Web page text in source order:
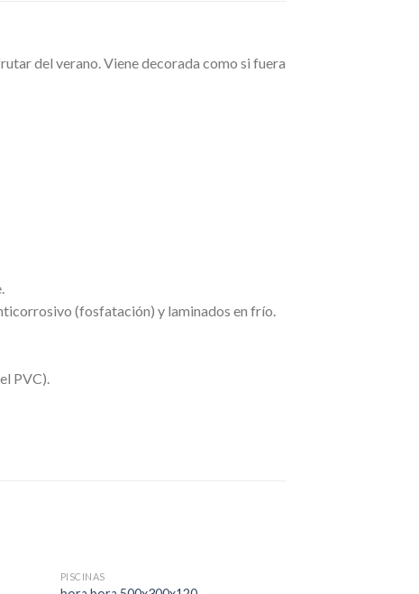
del verano. Viene decorada como si fuera
(fosfatación) y laminados en frío.
PVC).
PISCINAS